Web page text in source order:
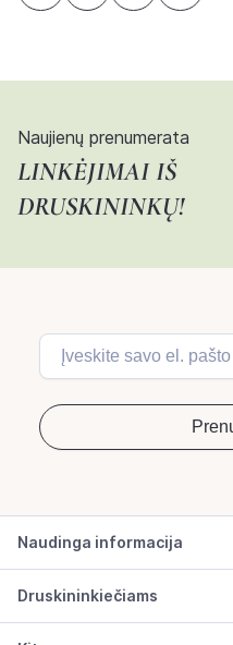
Naujienų prenumerata
LINKĖJIMAI IŠ
DRUSKININKŲ!
Naudinga informacija
Druskininkiečiams